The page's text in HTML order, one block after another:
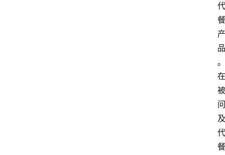
代
餐
产
品
。
在
被
问
及
代
餐